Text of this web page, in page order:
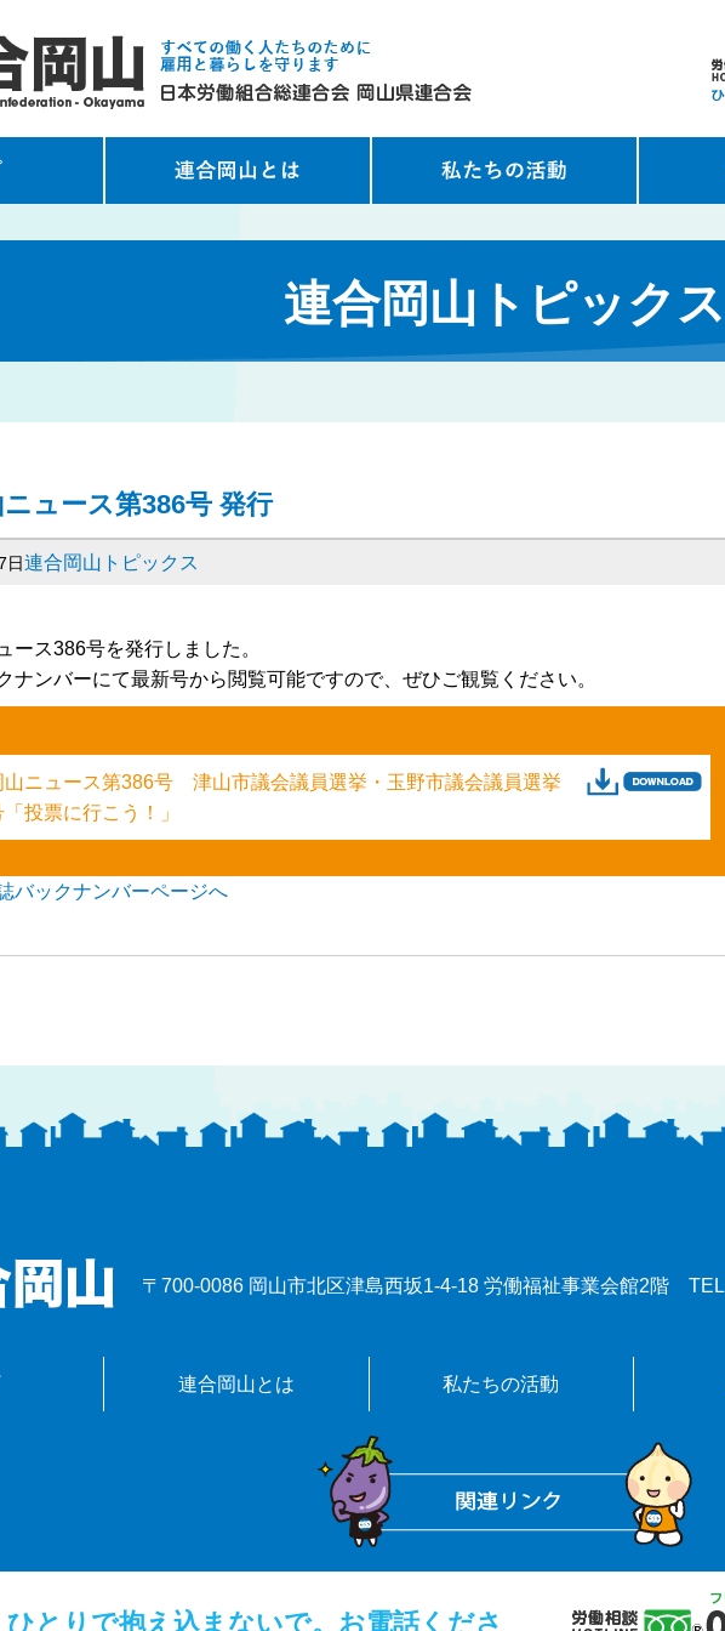
連合岡山トピックス
ュース第386号 発行
日連合岡山トピックス
ース386号を発行しました。
ナンバーにて最新号から閲覧可能ですので、ぜひご観覧ください。
山ニュース第386号 津山市議会議員選挙・玉野市議会議員選挙
投票に行こう！」
バックナンバーページへ
〒700-0086 岡山市北区津島西坂1-4-18 労働福祉事業会館2階 TEL
連合岡山とは 私たちの活動
ひとりで抱え込まないで。お電話くださ